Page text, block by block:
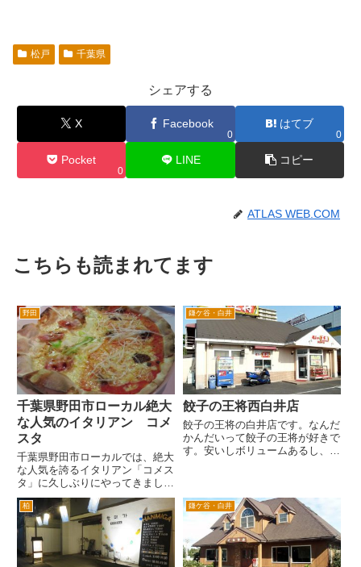
松戸 千葉県
シェアする
X Facebook
0
はてブ
0
Pocket
0
LINE コピー
ATLAS WEB.COM
こちらも読まれてます
野田
千葉県野田市ローカル絶大
な人気のイタリアン コメ
スタ
千葉県野田市ローカルでは、絶大
な人気を誇るイタリアン「コメス
タ」に久しぶりにやってきまし
た。 お店の雰囲気、スタッフの
ノリ、明るさ、お料理、すべて楽
しい感じのお店です。お料理が楽
しいというのに違和感を感じられ
るかもしれませんが、楽しいお店
と...
鎌ケ谷・白井
餃子の王将西白井店
餃子の王将の白井店です。なんだ
かんだいって餃子の王将が好きで
す。安いしボリュームあるし、決
もたくさんありますし、カウンタ
ー席もひとりのお客さん用にあ
柏 鎌ケ谷・白井